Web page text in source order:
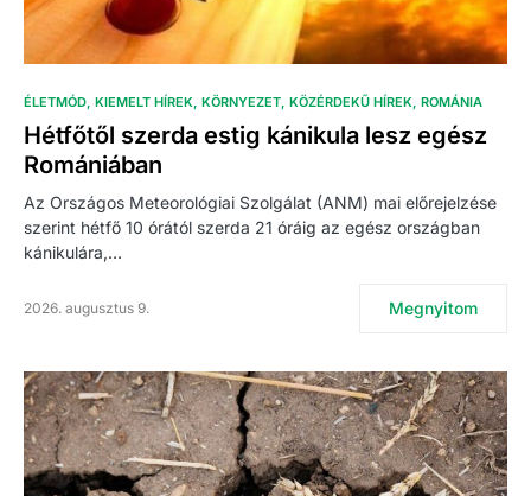
ÉLETMÓD KIEMELT HÍREK KÖRNYEZET KÖZÉRDEKŰ HÍREK ROMÁNIA
Hétfőtől szerda estig kánikula lesz egész
Romániában
Az Országos Meteorológiai Szolgálat (ANM) mai előrejelzése
szerint hétfő 10 órától szerda 21 óráig az egész országban
kánikulára,…
2026. augusztus 9. Megnyitom